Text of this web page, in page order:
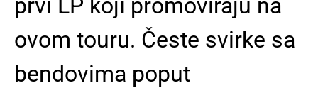
prvi LP koji promoviraju na
ovom touru. Česte svirke sa
bendovima poput